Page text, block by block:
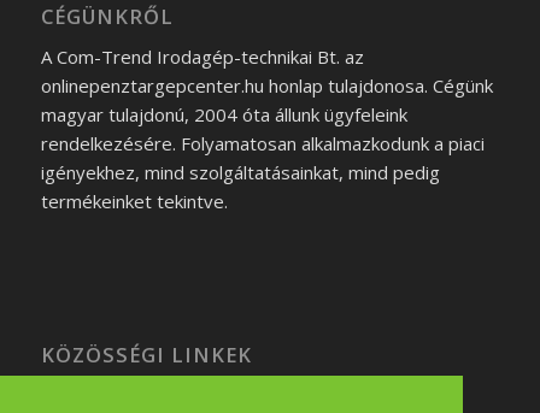
CÉGÜNKRŐL
A Com-Trend Irodagép-technikai Bt. az
onlinepenztargepcenter.hu honlap tulajdonosa. Cégünk
magyar tulajdonú, 2004 óta állunk ügyfeleink
rendelkezésére. Folyamatosan alkalmazkodunk a piaci
igényekhez, mind szolgáltatásainkat, mind pedig
termékeinket tekintve.
KÖZÖSSÉGI LINKEK